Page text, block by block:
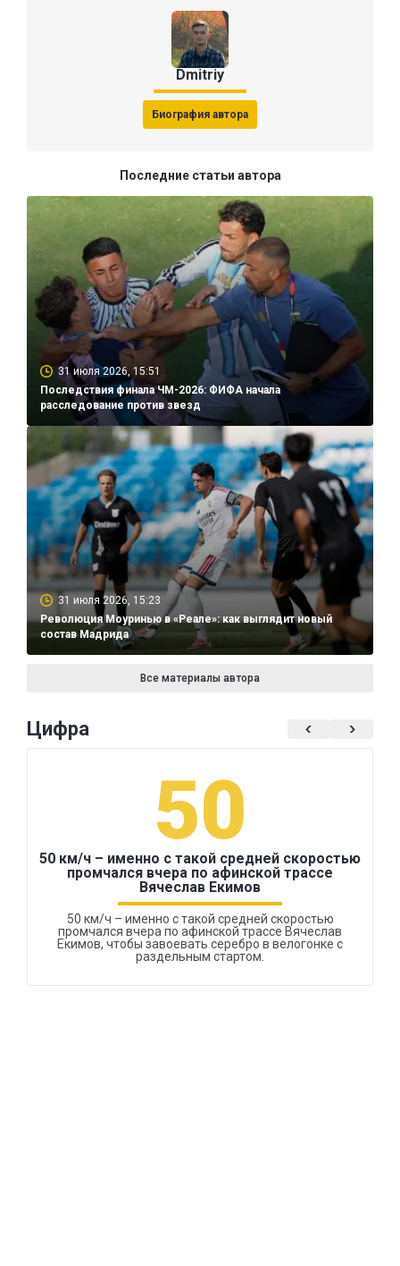
Dmitriy
Биография автора
Последние статьи автора
31 июля 2026, 15:51
Последствия финала ЧМ-2026: ФИФА начала
расследование против звезд
31 июля 2026, 15:23
Революция Моуринью в «Реале»: как выглядит новый
состав Мадрида
Все материалы автора
Цифра
50
50 км/ч – именно с такой средней скоростью
промчался вчера по афинской трассе
Вячеслав Екимов
50 км/ч – именно с такой средней скоростью
промчался вчера по афинской трассе Вячеслав
Екимов, чтобы завоевать серебро в велогонке с
раздельным стартом.